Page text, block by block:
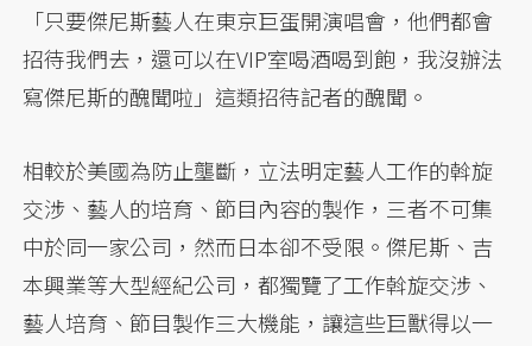
「只要傑尼斯藝人在東京巨蛋開演唱會，他們都會
招待我們去，還可以在VIP室喝酒喝到飽，我沒辦法
寫傑尼斯的醜聞啦」這類招待記者的醜聞。
相較於美國為防止壟斷，立法明定藝人工作的斡旋
交涉、藝人的培育、節目內容的製作，三者不可集
中於同一家公司，然而日本卻不受限。傑尼斯、吉
本興業等大型經紀公司，都獨覽了工作斡旋交涉、
藝人培育、節目製作三大機能，讓這些巨獸得以一